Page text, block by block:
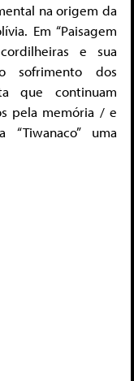
na origem da
Em “Paisagem
e sua
sofrimento dos
que continuam
pela memória / e
uma